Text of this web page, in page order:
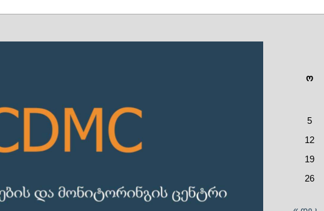
ო
5
12
19
26